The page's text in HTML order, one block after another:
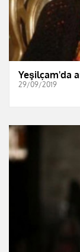
Yeşilçam'da
29/09/2019